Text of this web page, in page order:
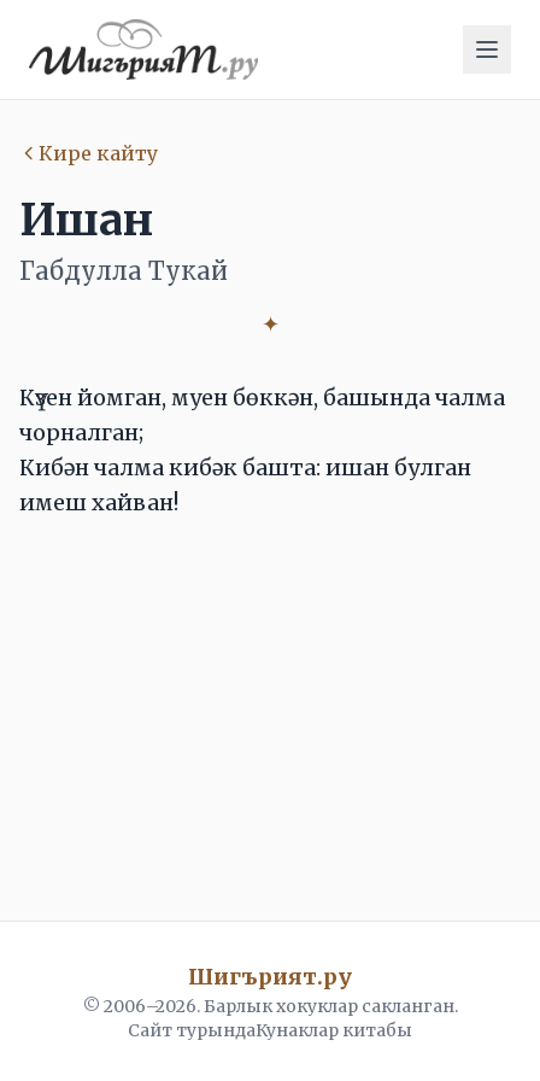
Кире кайту
Ишан
Габдулла Тукай
✦
Күзен йомган, муен бөккән, башында чалма
чорналган;
Кибән чалма кибәк башта: ишан булган
имеш хайван!
Шигърият.ру
© 2006–2026. Барлык хокуклар сакланган.
Сайт турындаКунаклар китабы